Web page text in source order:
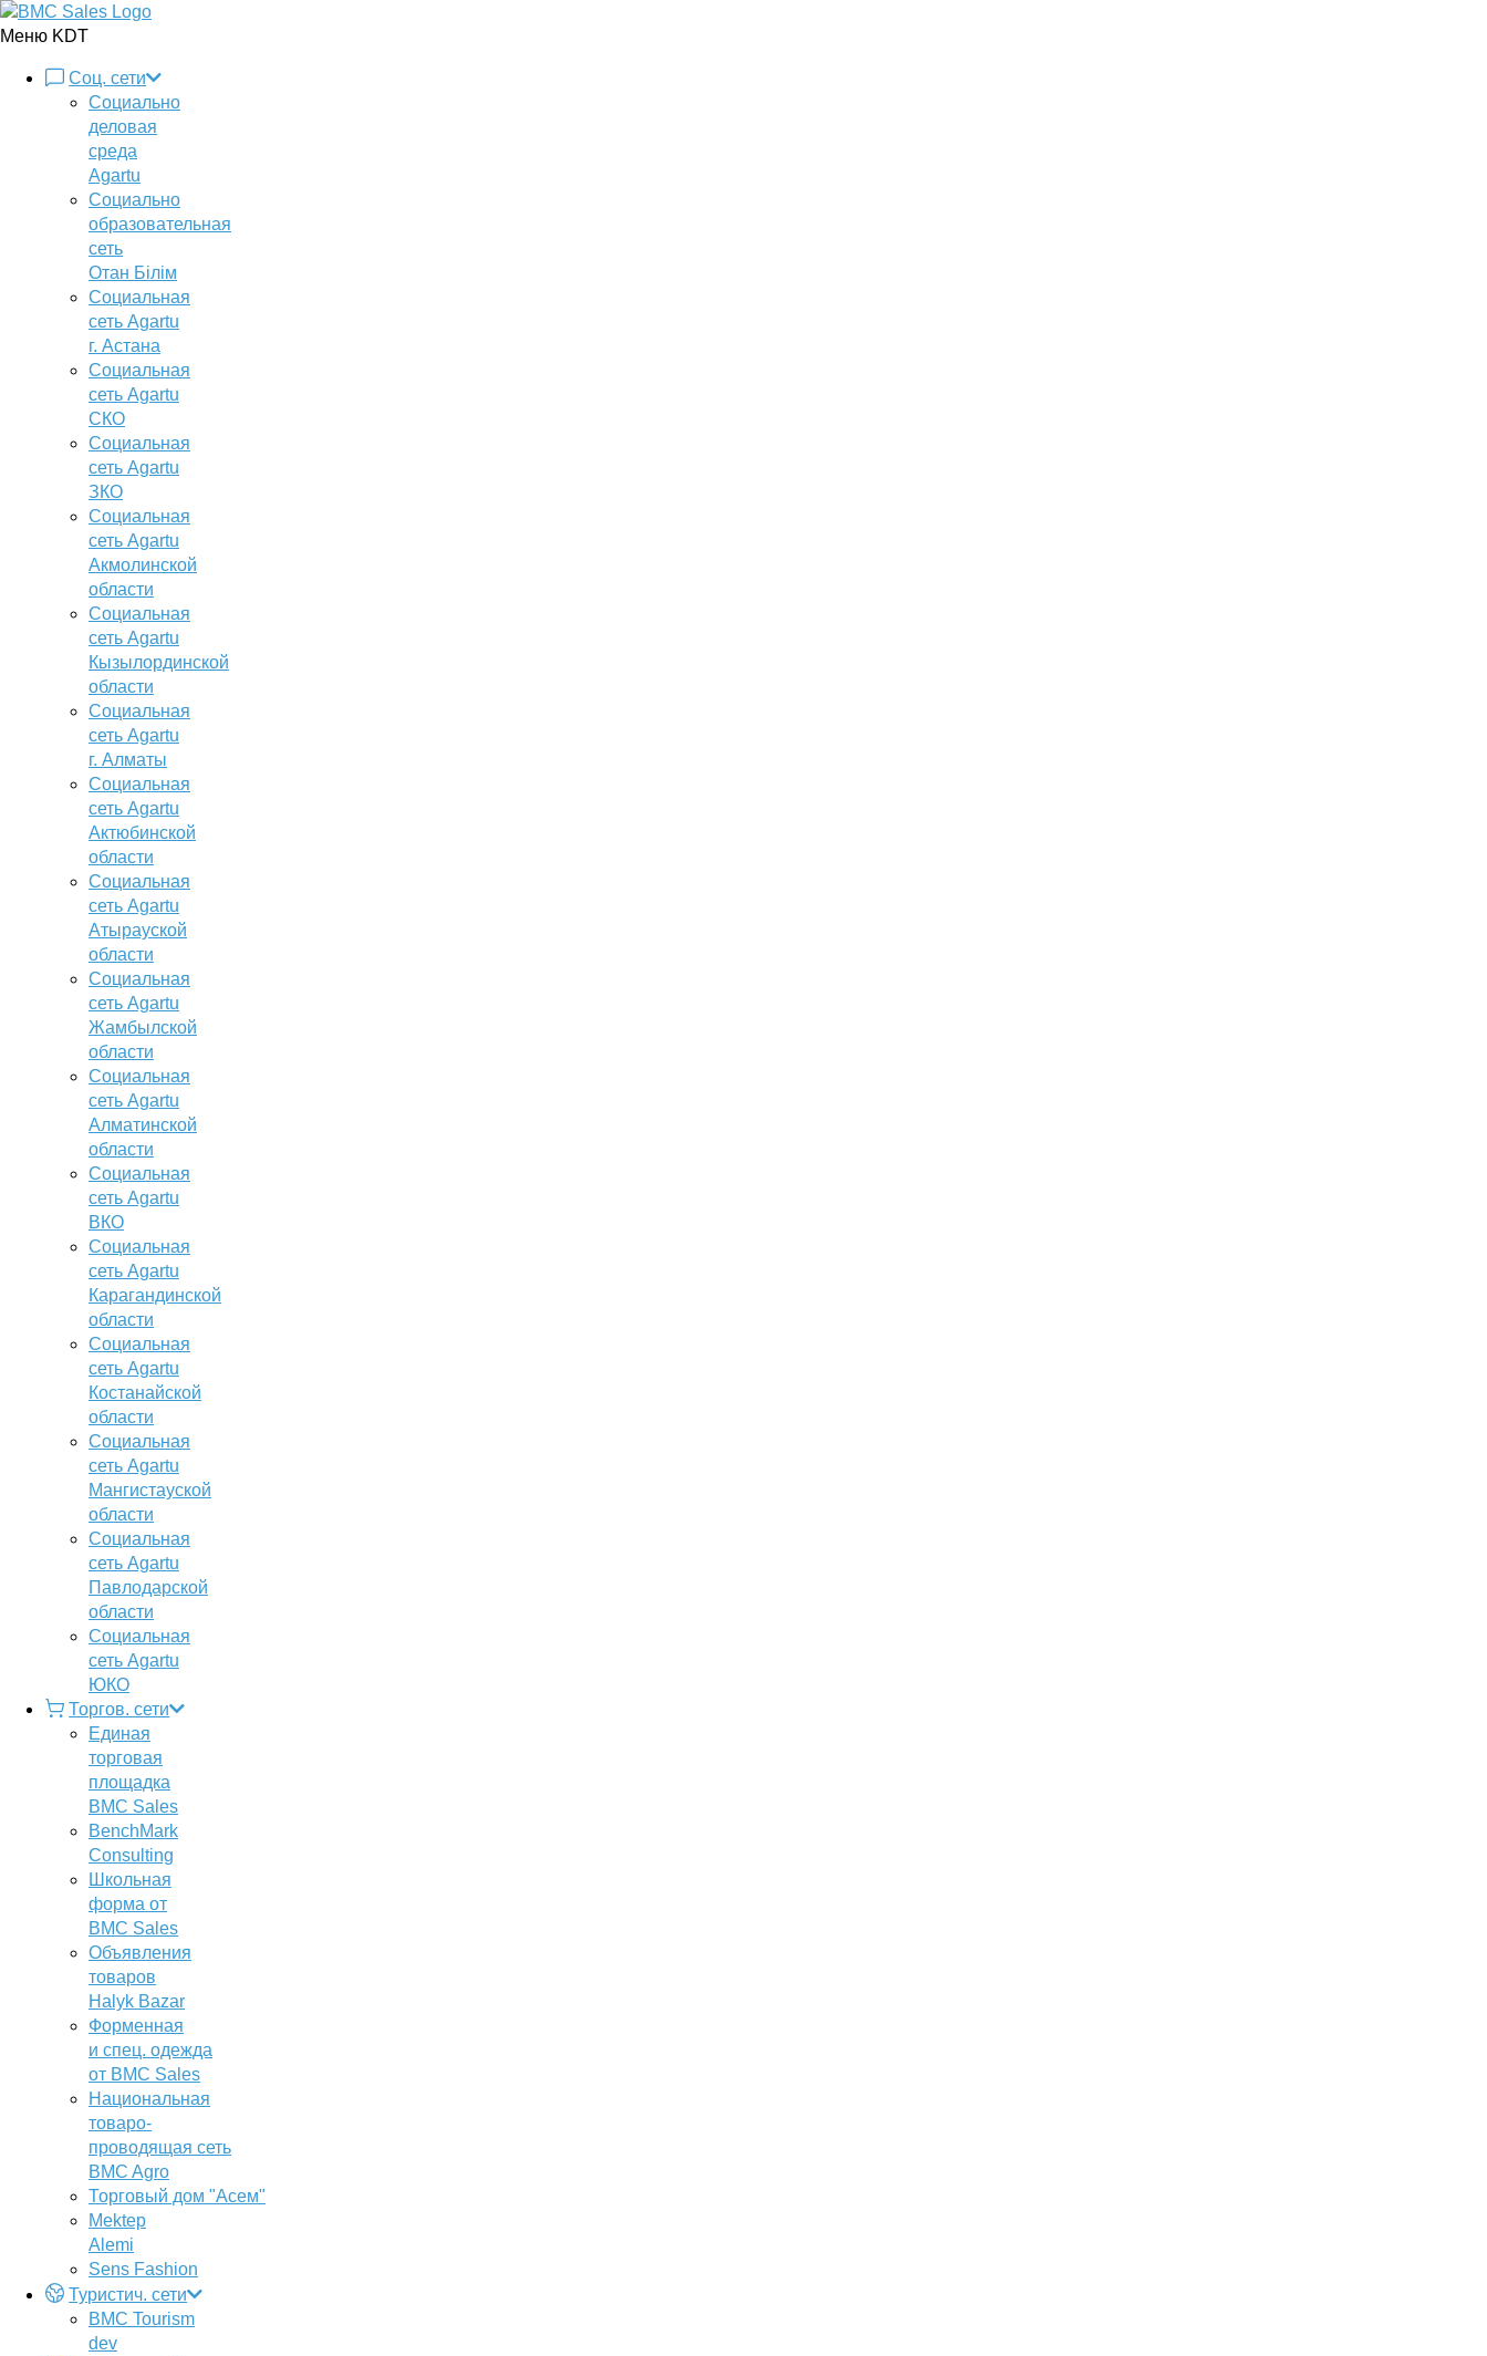
Меню KDT
Соц. сети
Социально
деловая
среда
Agartu
Социально
образовательная
сеть
Отан Бiлiм
Социальная
сеть Agartu
г. Астана
Социальная
сеть Agartu
СКО
Социальная
сеть Agartu
ЗКО
Социальная
сеть Agartu
Акмолинской
области
Социальная
сеть Agartu
Кызылординской
области
Социальная
сеть Agartu
г. Алматы
Социальная
сеть Agartu
Актюбинской
области
Социальная
сеть Agartu
Атырауской
области
Социальная
сеть Agartu
Жамбылской
области
Социальная
сеть Agartu
Алматинской
области
Социальная
сеть Agartu
ВКО
Социальная
сеть Agartu
Карагандинской
области
Социальная
сеть Agartu
Костанайской
области
Социальная
сеть Agartu
Мангистауской
области
Социальная
сеть Agartu
Павлодарской
области
Социальная
сеть Agartu
ЮКО
Торгов. сети
Единая
торговая
площадка
BMC Sales
BenchMark
Consulting
Школьная
форма от
BMC Sales
Объявления
товаров
Halyk Bazar
Форменная
и спец. одежда
от BMC Sales
Национальная
товаро-
проводящая сеть
BMC Agro
Торговый дом "Асем"
Mektep
Alemi
Sens Fashion
Туристич. сети
BMC Tourism
dev